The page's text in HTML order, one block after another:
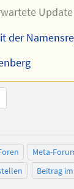
der
Meta-
Beitrag